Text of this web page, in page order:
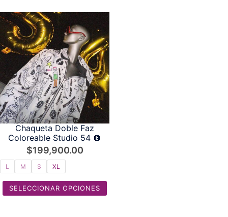
Chaqueta Doble Faz
Coloreable Studio 54 🪩
$199,900.00
L M S XL
SELECCIONAR OPCIONES